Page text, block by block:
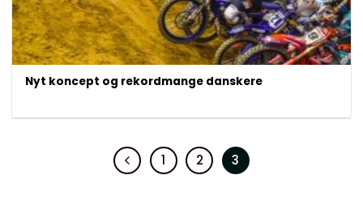
Nyt koncept og rekordmange danskere
1 2 3